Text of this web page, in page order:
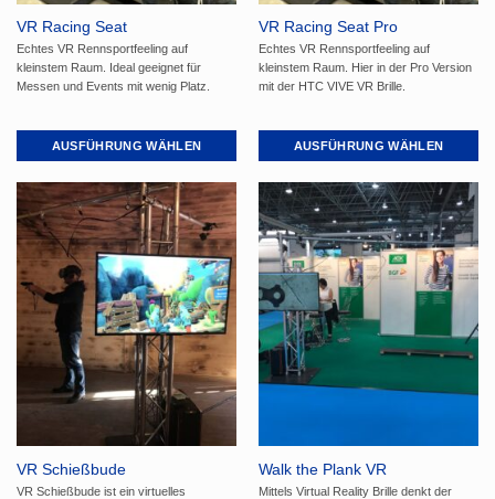
gewählt
werden
gewählt
werden
VR Racing Seat
Echtes VR Rennsportfeeling auf
kleinstem Raum. Ideal geeignet für
Messen und Events mit wenig Platz.
AUSFÜHRUNG WÄHLEN
Produkt
weist
mehrere
Varianten
auf.
Die
Optionen
können
der
gewählt
werden
VR Racing Seat Pro
Echtes VR Rennsportfeeling auf
kleinstem Raum. Hier in der Pro Version
mit der HTC VIVE VR Brille.
AUSFÜHRUNG WÄHLEN
Produkt
weist
mehrere
Varianten
auf.
Die
Optionen
können
auf
gewählt
werden
VR Schießbude
VR Schießbude ist ein virtuelles
Walk the Plank VR
Mittels Virtual Reality Brille denkt der